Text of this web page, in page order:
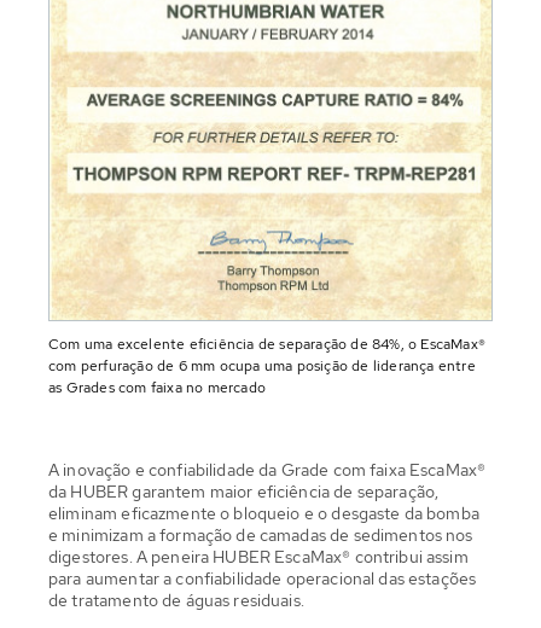
Com uma excelente eficiência de separação de 84%, o EscaMax®
com perfuração de 6 mm ocupa uma posição de liderança entre
as Grades com faixa no mercado
A inovação e confiabilidade da Grade com faixa EscaMax®
da HUBER garantem maior eficiência de separação,
eliminam eficazmente o bloqueio e o desgaste da bomba
e minimizam a formação de camadas de sedimentos nos
digestores. A peneira HUBER EscaMax® contribui assim
para aumentar a confiabilidade operacional das estações
de tratamento de águas residuais.